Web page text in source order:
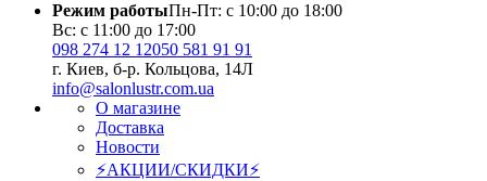
Режим работыПн-Пт: с 10:00 до 18:00
Вс: с 11:00 до 17:00
098 274 12 12050 581 91 91
г. Киев, б-р. Кольцова, 14Л
info@salonlustr.com.ua
О магазине
Доставка
Новости
⚡АКЦИИ/СКИДКИ⚡